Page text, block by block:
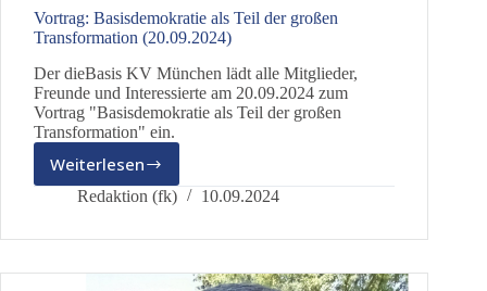
Vortrag: Basisdemokratie als Teil der großen
Transformation (20.09.2024)
Der dieBasis KV München lädt alle Mitglieder,
Freunde und Interessierte am 20.09.2024 zum
Vortrag "Basisdemokratie als Teil der großen
Transformation" ein.
Weiterlesen
Vortrag:
Basisdemokratie
Teil
Redaktion (fk) 10.09.2024